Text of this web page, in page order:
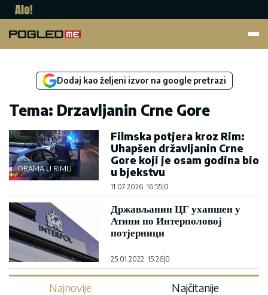
Dodaj kao željeni izvor na google pretrazi
Tema: Drzavljanin Crne Gore
DRAMA U RIMU
Filmska potjera kroz Rim:
Uhapšen državljanin Crne
Gore koji je osam godina bio
u bjekstvu
11.07.2026. 16:55 0
Држављанин ЦГ ухапшен у
Атини по Интерполовој
потјерници
25.01.2022. 15:26 0
Najnovije Najčitanije